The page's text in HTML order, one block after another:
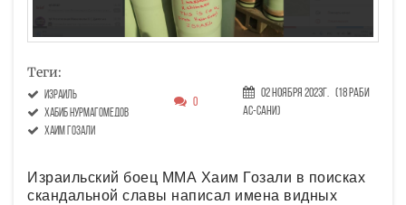
Теги:
Израиль
Хабиб Нурмагомедов
Хаим Гозали
0
02 Ноября 2023г. (18 Раби
ас-сани)
Израильский боец ММА Хаим Гозали в поисках
скандальной славы написал имена видных